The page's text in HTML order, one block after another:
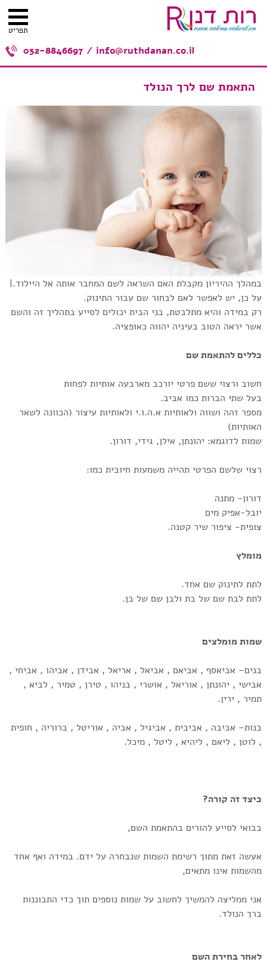
info@ruthdanan.co.il
/
052-8846697
התאמת שם לרך הנולד
במהלך ההיריון מקבלת האם השראה לשם המחבר אותה אל היילוד.|
על כן, יש לאפשר לאם לבחור שם עבור התינוק.
רק במידה והיא מתלבטת, בני הבית יכולים לסייע בתהליך זה והשם
אשר יראה הטוב בעיניה יהווה כאופציה.
כללים להתאמת שם
חשוב ורצוי ששם פרטי יורכב מארבעה אותיות לפחות
בעל שתי הברות כמו אביב.
מספר זהה ושווה ולאותיות א.ה.ו.י ולאותיות עיצור (הכוונה לשאר
האותיות)
שמות לדוגמא: יהונתן, אילן, גידי, דורון.
רצוי שלשם הפרטי תהייה משמעות חיובית כמו:
דורון- מתנה
יובל-אפיק מים
צופית- ציפור שיר קטנה.
מומלץ
לתת לתינוק שם אחד.
לתת לבת שם של בת ולבן שם של בן.
שמות מומלצים
בנים– אביאסף , אביאם , אביאל , אריאל , אבידן , אביהו , אביחי ,
אבישי , יהונתן , אוריאל , אושרי , בניהו , טירן , טמיר , לביא ,
תמיר , ירין.
בנות– אביבה , אביבית , אביגיל , אביה , אוריטל , ברוריה , חופית
, לוטן , ליאם , ליהיא , ליטל , מיכל.
כיצד זה קורה?
בבואי לסייע להורים בהתאמת השם,
אעשה זאת מתוך רשימת השמות שנבחרה על ידם. במידה ואף אחד
מהשמות אינו מתאים,
אני ממליצה להמשיך לחשוב על שמות נוספים תוך כדי התבוננות
ברך הנולד.
לאחר בחירת השם
תפריט